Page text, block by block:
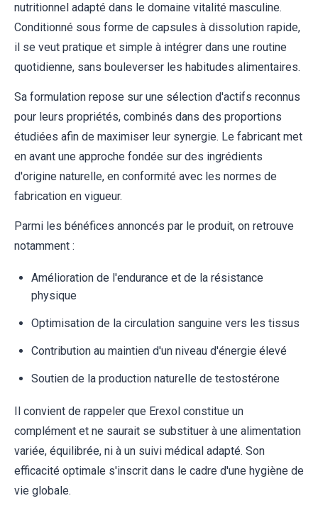
nutritionnel adapté dans le domaine vitalité masculine.
Conditionné sous forme de capsules à dissolution rapide,
il se veut pratique et simple à intégrer dans une routine
quotidienne, sans bouleverser les habitudes alimentaires.
Sa formulation repose sur une sélection d'actifs reconnus
pour leurs propriétés, combinés dans des proportions
étudiées afin de maximiser leur synergie. Le fabricant met
en avant une approche fondée sur des ingrédients
d'origine naturelle, en conformité avec les normes de
fabrication en vigueur.
Parmi les bénéfices annoncés par le produit, on retrouve
notamment :
Amélioration de l'endurance et de la résistance
physique
Optimisation de la circulation sanguine vers les tissus
Contribution au maintien d'un niveau d'énergie élevé
Soutien de la production naturelle de testostérone
Il convient de rappeler que Erexol constitue un
complément et ne saurait se substituer à une alimentation
variée, équilibrée, ni à un suivi médical adapté. Son
efficacité optimale s'inscrit dans le cadre d'une hygiène de
vie globale.